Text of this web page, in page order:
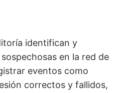
identifican y
en la red de
eventos como
correctos y fallidos,